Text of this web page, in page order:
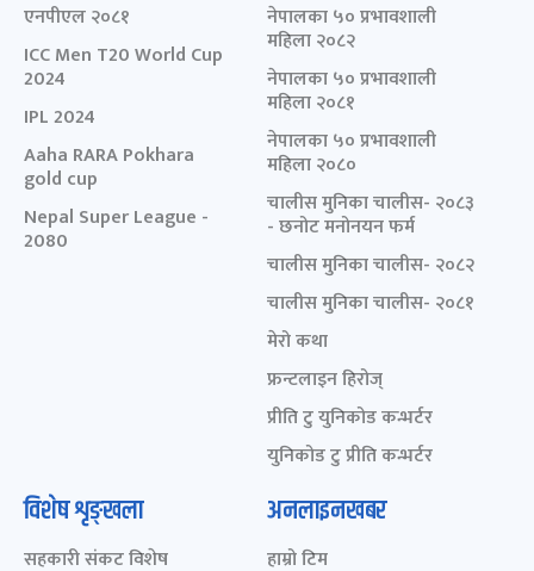
एनपीएल २०८१
ICC Men T20 World Cup
2024
IPL 2024
Aaha RARA Pokhara
gold cup
Nepal Super League -
2080
नेपालका ५० प्रभावशाली
महिला २०८२
नेपालका ५० प्रभावशाली
महिला २०८१
नेपालका ५० प्रभावशाली
महिला २०८०
चालीस मुनिका चालीस- २०८३
- छनोट मनोनयन फर्म
चालीस मुनिका चालीस- २०८२
चालीस मुनिका चालीस- २०८१
मेरो कथा
फ्रन्टलाइन हिरोज्
प्रीति टु युनिकोड कन्भर्टर
युनिकोड टु प्रीति कन्भर्टर
विशेष शृङ्खला
सहकारी संकट विशेष
अनलाइनखबर
हाम्रो टिम